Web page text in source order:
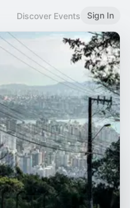
Discover Events Sign In